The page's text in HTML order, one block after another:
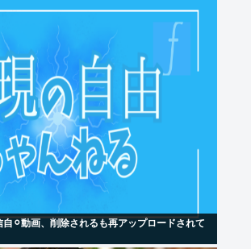
自⚪︎動画、削除されるも再アップロードされて